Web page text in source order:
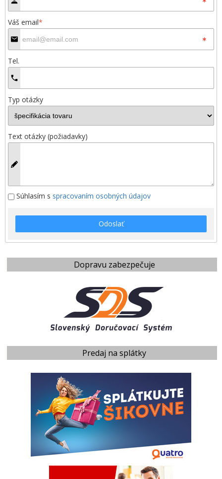
Dopravu zabezpečuje
Predaj na splátky
Váš email*
Tel.
Typ otázky
Text otázky (požiadavky)
Súhlasím s spracovaním osobných údajov
Odoslať